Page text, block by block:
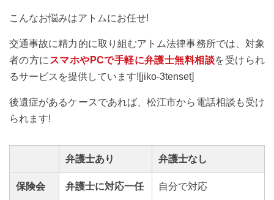
こんなお悩みはアトムにお任せ!
交通事故に精力的に取り組むアトム法律事務所では、対象
者の方に スマホやPCで手軽に弁護士無料相談を受けられ
るサービスを提供しています![jiko-3tenset]
後遺症があるケースであれば、松江市から電話相談も受け
られます!
弁護士あり 弁護士なし
保険会
弁護士に対応一任 自分で対応